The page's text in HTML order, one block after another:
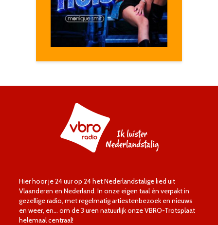
Hier hoor je 24 uur op 24 het Nederlandstalige lied uit
Vlaanderen en Nederland. In onze eigen taal én verpakt in
gezellige radio, met regelmatig artiestenbezoek en nieuws
en weer, en… om de 3 uren natuurlijk onze VBRO-Trotsplaat
helemaal centraal!